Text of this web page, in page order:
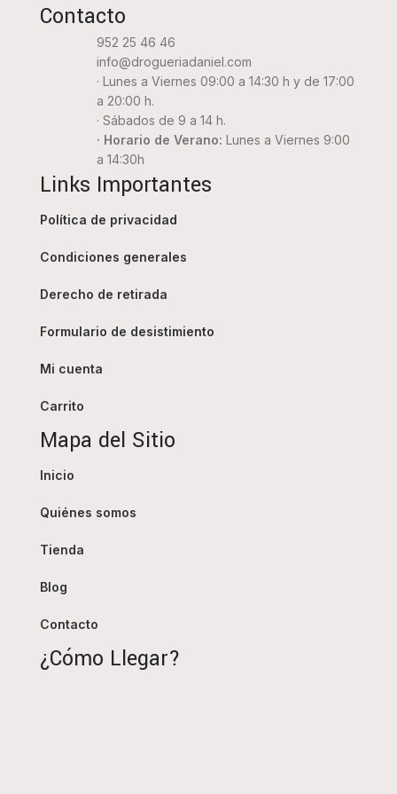
Contacto
952 25 46 46
info@drogueriadaniel.com
· Lunes a Viernes 09:00 a 14:30 h y de 17:00
a 20:00 h.
· Sábados de 9 a 14 h.
· Horario de Verano: Lunes a Viernes 9:00
a 14:30h
Links Importantes
Política de privacidad
Condiciones generales
Derecho de retirada
Formulario de desistimiento
Mi cuenta
Carrito
Mapa del Sitio
Inicio
Quiénes somos
Tienda
Blog
Contacto
¿Cómo Llegar?